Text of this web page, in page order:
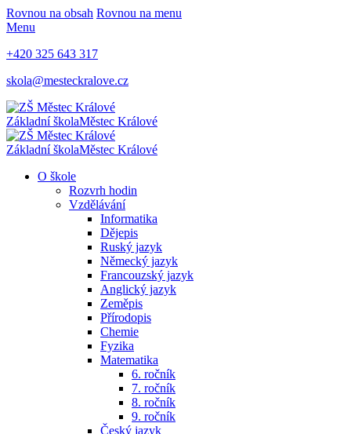
Rovnou na obsah Rovnou na menu
Menu
+420 325 643 317
skola@mesteckralove.cz
Základní školaMěstec Králové
Základní školaMěstec Králové
O škole
Rozvrh hodin
Vzdělávání
Informatika
Dějepis
Ruský jazyk
Německý jazyk
Francouzský jazyk
Anglický jazyk
Zeměpis
Přírodopis
Chemie
Fyzika
Matematika
6. ročník
7. ročník
8. ročník
9. ročník
Český jazyk